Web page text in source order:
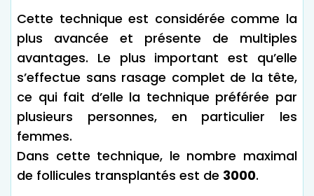
Cette technique est considérée comme la
plus avancée et présente de multiples
avantages. Le plus important est qu’elle
s’effectue sans rasage complet de la tête,
ce qui fait d’elle la technique préférée par
plusieurs personnes, en particulier les
femmes.
Dans cette technique, le nombre maximal
de follicules transplantés est de 3000.